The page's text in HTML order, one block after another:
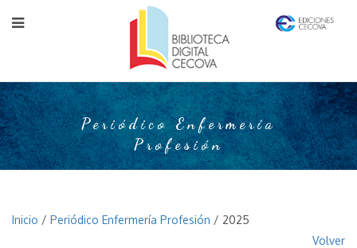
Periódico Enfermería
Profesión
Inicio / Periódico Enfermería Profesión / 2025
Volver